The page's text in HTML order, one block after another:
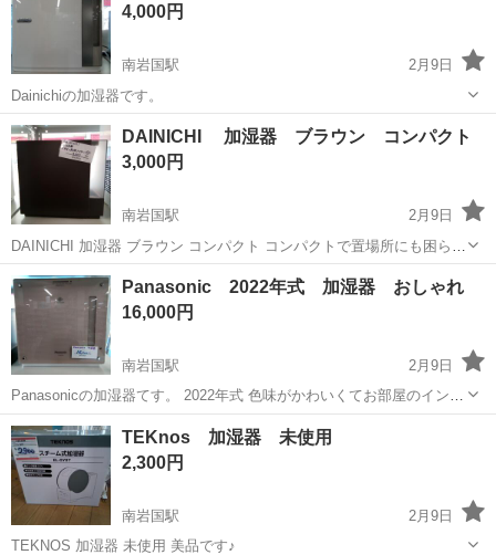
4,000円
南岩国駅
2月9日
Dainichiの加湿器です。
山口 岩国市 季節、空調家電
DAINICHI 加湿器 ブラウン コンパクト
3,000円
南岩国駅
2月9日
DAINICHI 加湿器 ブラウン コンパクト コンパクトで置場所にも困らな
いです。 寝室なんかにも♪
山口 岩国市 季節、空調家電 DAINICHI
Panasonic 2022年式 加湿器 おしゃれ
16,000円
南岩国駅
2月9日
Panasonicの加湿器てす。 2022年式 色味がかわいくてお部屋のインテ
リアにぴったり♪
山口 岩国市 季節、空調家電
TEKnos 加湿器 未使用
2,300円
南岩国駅
2月9日
TEKNOS 加湿器 未使用 美品です♪